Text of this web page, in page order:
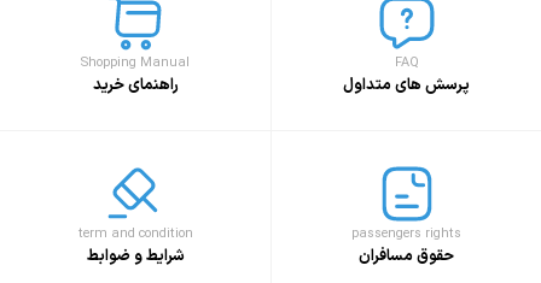
FAQ
پرسش های متداول
Shopping Manual
راهنمای خرید
passengers rights
حقوق مسافران
term and condition
شرایط و ضوابط